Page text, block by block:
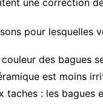
pour lesquelles
des bagues
est moins
taches : les bagues